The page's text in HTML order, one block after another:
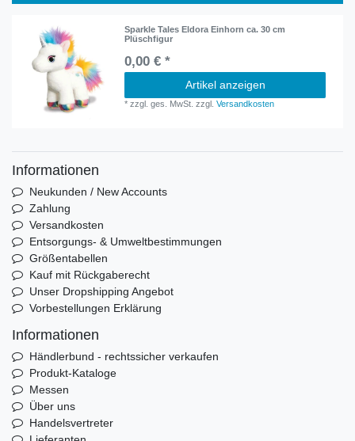
Sparkle Tales Eldora Einhorn ca. 30 cm
Plüschfigur
0,00 € *
Artikel anzeigen
*zzgl. ges. MwSt. zzgl.Versandkosten
Informationen
Neukunden / New Accounts
Zahlung
Versandkosten
Entsorgungs- & Umweltbestimmungen
Größentabellen
Kauf mit Rückgaberecht
Unser Dropshipping Angebot
Vorbestellungen Erklärung
Informationen
Händlerbund - rechtssicher verkaufen
Produkt-Kataloge
Messen
Über uns
Handelsvertreter